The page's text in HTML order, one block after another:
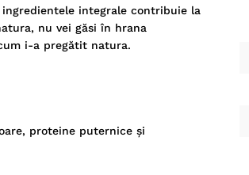
integrale contribuie la
nu vei găsi în hrana
i-a pregătit natura.
proteine puternice și